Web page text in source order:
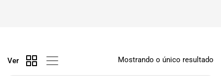
Mostrando o único resultado
Ver